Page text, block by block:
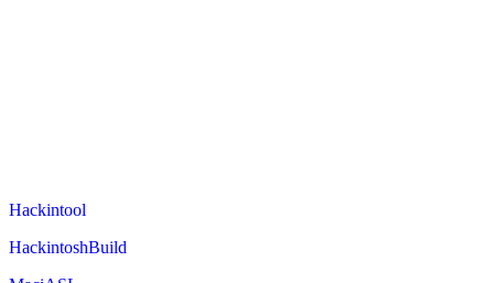
Hackintool
HackintoshBuild